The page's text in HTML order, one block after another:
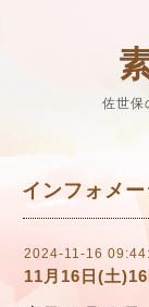
佐世保
インフォメ
2024-11-16
11月16日(土